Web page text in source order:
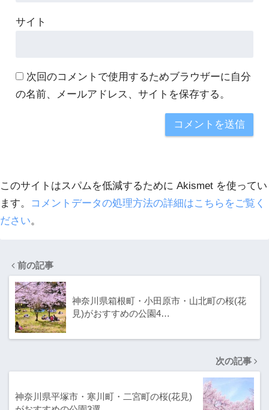
サイト
次回のコメントで使用するためブラウザーに自分
の名前、メールアドレス、サイトを保存する。
このサイトはスパムを低減するために Akismet を使ってい
ます。
コメントデータの処理方法の詳細はこちらをご覧く
ださい。
前の記事
神奈川県箱根町・小田原市・山北町の桜(花
見)がおすすめの公園4…
次の記事
神奈川県平塚市・寒川町・二宮町の桜(花見)